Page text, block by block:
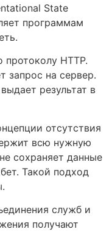
State
программам
HTTP.
запрос на сервер.
результат в
отсутствия
всю нужную
сохраняет данные
Такой подход
служб и
получают